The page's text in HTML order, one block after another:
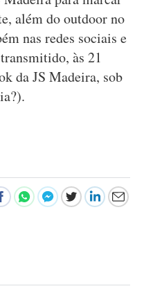
além do outdoor no
nas redes sociais e
às 21
da JS Madeira, sob